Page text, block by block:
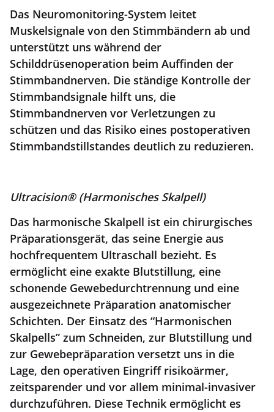
Das Neuromonitoring-System leitet
Muskelsignale von den Stimmbändern ab und
unterstützt uns während der
Schilddrüsenoperation beim Auffinden der
Stimmbandnerven. Die ständige Kontrolle der
Stimmbandsignale hilft uns, die
Stimmbandnerven vor Verletzungen zu
schützen und das Risiko eines postoperativen
Stimmbandstillstandes deutlich zu reduzieren.
Ultracision® (Harmonisches Skalpell)
Das harmonische Skalpell ist ein chirurgisches
Präparationsgerät, das seine Energie aus
hochfrequentem Ultraschall bezieht. Es
ermöglicht eine exakte Blutstillung, eine
schonende Gewebedurchtrennung und eine
ausgezeichnete Präparation anatomischer
Schichten. Der Einsatz des “Harmonischen
Skalpells” zum Schneiden, zur Blutstillung und
zur Gewebepräparation versetzt uns in die
Lage, den operativen Eingriff risikoärmer,
zeitsparender und vor allem minimal-invasiver
durchzuführen. Diese Technik ermöglicht es